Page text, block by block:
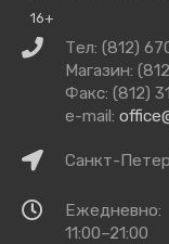
16+
Связаться
нами
Тел: (812)
Магазин:
Факс: (812)
e-mail:
КакСанкт-
Время
работы
Ежедневно:
11:00–21:00